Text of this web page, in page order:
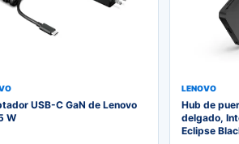
USB-C GaN de Lenovo
W
LENOVO
Hub de
delgado,
Eclipse